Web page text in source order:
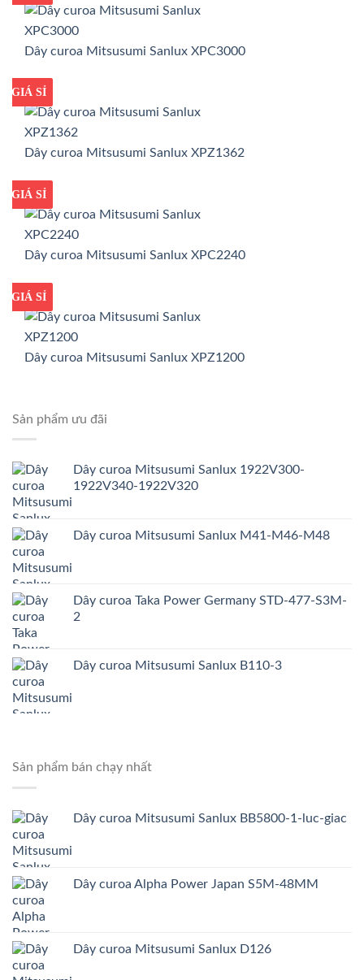
Dây curoa Mitsusumi Sanlux XPC3000
GIÁ TỐT
GIÁ SỈ
Dây curoa Mitsusumi Sanlux XPZ1362
GIÁ TỐT
GIÁ SỈ
Dây curoa Mitsusumi Sanlux XPC2240
GIÁ TỐT
GIÁ SỈ
Dây curoa Mitsusumi Sanlux XPZ1200
Sản phẩm ưu đãi
Dây curoa Mitsusumi Sanlux 1922V300-
1922V340-1922V320
Dây curoa Mitsusumi Sanlux M41-M46-M48
Dây curoa Taka Power Germany STD-477-S3M-
2
Dây curoa Mitsusumi Sanlux B110-3
Sản phẩm bán chạy nhất
Dây curoa Mitsusumi Sanlux BB5800-1-luc-giac
Dây curoa Alpha Power Japan S5M-48MM
Dây curoa Mitsusumi Sanlux D126